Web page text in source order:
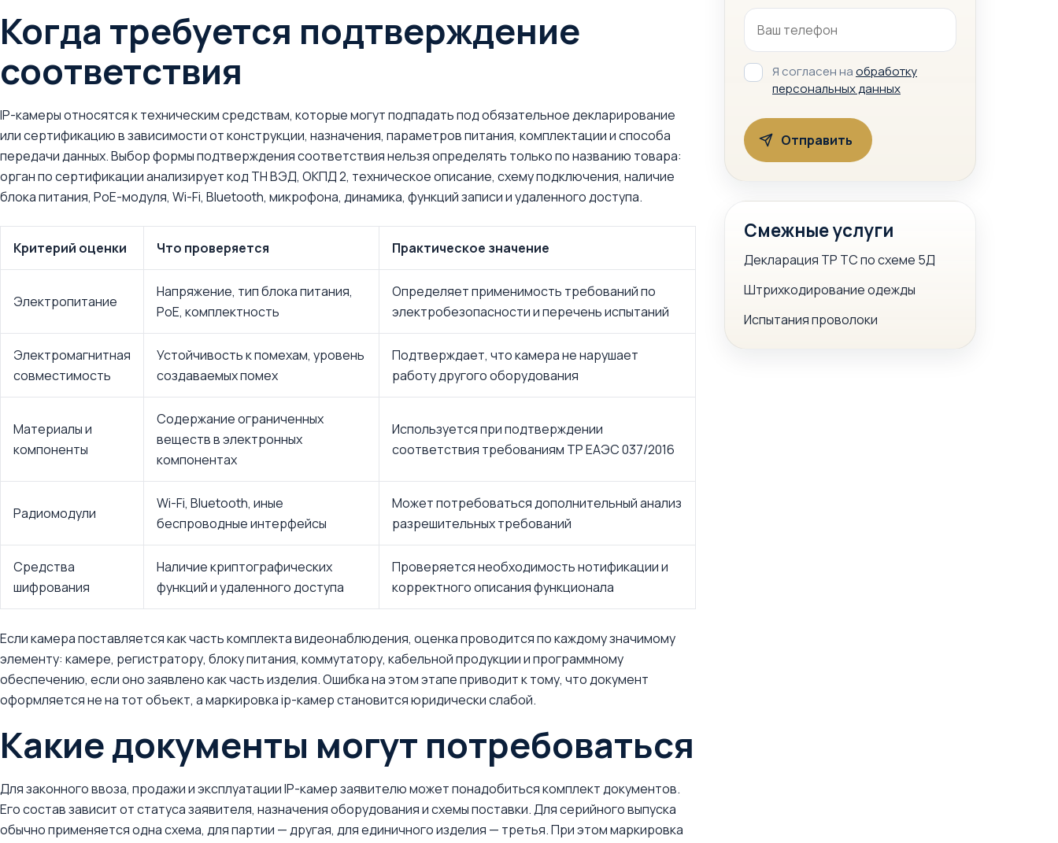
Когда требуется подтверждение
соответствия
IP-камеры относятся к техническим средствам, которые могут подпадать под обязательное декларирование
или сертификацию в зависимости от конструкции, назначения, параметров питания, комплектации и способа
передачи данных. Выбор формы подтверждения соответствия нельзя определять только по названию товара:
орган по сертификации анализирует код ТН ВЭД, ОКПД 2, техническое описание, схему подключения, наличие
блока питания, PoE-модуля, Wi-Fi, Bluetooth, микрофона, динамика, функций записи и удаленного доступа.
Критерий оценки Что проверяется Практическое значение
Электропитание
Напряжение, тип блока питания,
PoE, комплектность
Определяет применимость требований по
электробезопасности и перечень испытаний
Электромагнитная
совместимость
Устойчивость к помехам, уровень
создаваемых помех
Подтверждает, что камера не нарушает
работу другого оборудования
Материалы и
компоненты
Содержание ограниченных
веществ в электронных
компонентах
Используется при подтверждении
соответствия требованиям ТР ЕАЭС 037/2016
Радиомодули
Wi-Fi, Bluetooth, иные
беспроводные интерфейсы
Может потребоваться дополнительный анализ
разрешительных требований
Средства
шифрования
Наличие криптографических
функций и удаленного доступа
Проверяется необходимость нотификации и
корректного описания функционала
Если камера поставляется как часть комплекта видеонаблюдения, оценка проводится по каждому значимому
элементу: камере, регистратору, блоку питания, коммутатору, кабельной продукции и программному
обеспечению, если оно заявлено как часть изделия. Ошибка на этом этапе приводит к тому, что документ
оформляется не на тот объект, а маркировка ip-камер становится юридически слабой.
Какие документы могут потребоваться
Для законного ввоза, продажи и эксплуатации IP-камер заявителю может понадобиться комплект документов.
Его состав зависит от статуса заявителя, назначения оборудования и схемы поставки. Для серийного выпуска
обычно применяется одна схема, для партии — другая, для единичного изделия — третья. При этом маркировка
Я согласен наобработку
персональных данных
Смежные услуги
Декларация ТР ТС по схеме 5Д
Штрихкодирование одежды
Испытания проволоки